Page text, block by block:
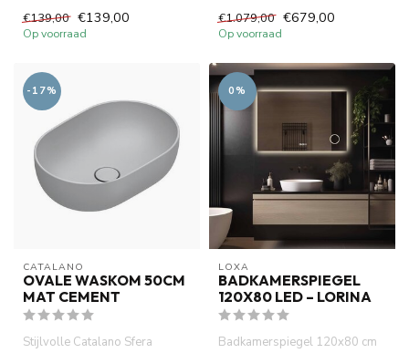
de perfecte keuze voor wie een
stijlv...
€139,00 €139,00
Op voorraad
verbe...
€1.079,00 €679,00
Op voorraad
-17%
CATALANO
OVALE WASKOM 50CM
MAT CEMENT
Stijlvolle Catalano Sfera
0%
LOXA
BADKAMERSPIEGEL
120X80 LED – LORINA
Badkamerspiegel 120x80 cm